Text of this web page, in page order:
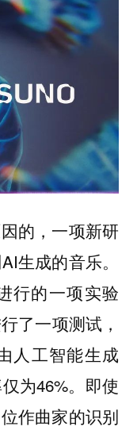
的，一项新研
生成的音乐。
行的一项实验
了一项测试，
人工智能生成
为46%。即使
作曲家的识别